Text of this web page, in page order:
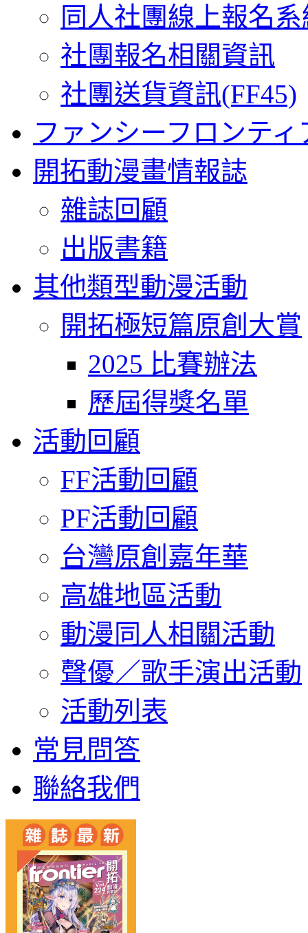
同人社團線上報名
社團報名相關資訊
社團送貨資訊(FF45)
ファンシーフロンティ
開拓動漫畫情報誌
雜誌回顧
出版書籍
其他類型動漫活動
開拓極短篇原創大賞
2025 比賽辦法
歷屆得獎名單
活動回顧
FF活動回顧
PF活動回顧
台灣原創嘉年華
高雄地區活動
動漫同人相關活動
聲優／歌手演出活動
活動列表
常見問答
聯絡我們